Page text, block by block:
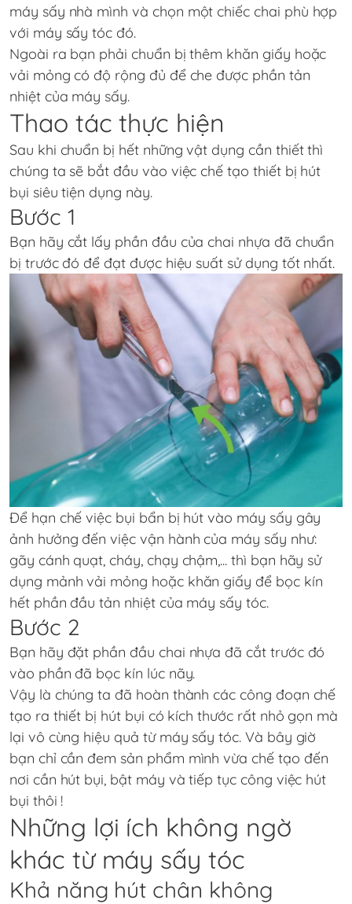
máy sấy nhà mình và chọn một chiếc chai phù hợp
với máy sấy tóc đó.
Ngoài ra bạn phải chuẩn bị thêm khăn giấy hoặc
vải mỏng có độ rộng đủ để che được phần tản
nhiệt của máy sấy.
Thao tác thực hiện
Sau khi chuẩn bị hết những vật dụng cần thiết thì
chúng ta sẽ bắt đầu vào việc chế tạo thiết bị hút
bụi siêu tiện dụng này.
Bước 1
Bạn hãy cắt lấy phần đầu của chai nhựa đã chuẩn
bị trước đó để đạt được hiệu suất sử dụng tốt nhất.
Để hạn chế việc bụi bẩn bị hút vào máy sấy gây
ảnh hưởng đến việc vận hành của máy sấy như:
gãy cánh quạt, cháy, chạy chậm,... thì bạn hãy sử
dụng mảnh vải mỏng hoặc khăn giấy để bọc kín
hết phần đầu tản nhiệt của máy sấy tóc.
Bước 2
Bạn hãy đặt phần đầu chai nhựa đã cắt trước đó
vào phần đã bọc kín lúc nãy.
Vậy là chúng ta đã hoàn thành các công đoạn chế
tạo ra thiết bị hút bụi có kích thước rất nhỏ gọn mà
lại vô cùng hiệu quả từ máy sấy tóc. Và bây giờ
bạn chỉ cần đem sản phẩm mình vừa chế tạo đến
nơi cần hút bụi, bật máy và tiếp tục công việc hút
bụi thôi !
Những lợi ích không ngờ
khác từ máy sấy tóc
Khả năng hút chân không